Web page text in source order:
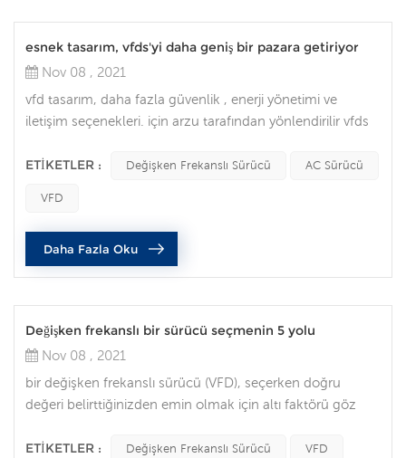
esnek tasarım, vfds'yi daha geniş bir pazara getiriyor
Nov 08 , 2021
vfd tasarım, daha fazla güvenlik , enerji yönetimi ve
iletişim seçenekleri. için arzu tarafından yönlendirilir vfds
geliştirme ve tasarımını yönlendiren pazar trendleri.
entegre güvenlik istisna yerine norm, haline geliyor , ve...
ETIKETLER : Değişken Frekanslı Sürücü AC Sürücü
VFD
Daha Fazla Oku
Değişken frekanslı bir sürücü seçmenin 5 yolu
Nov 08 , 2021
bir değişken frekanslı sürücü (VFD), seçerken doğru
değeri belirttiğinizden emin olmak için altı faktörü göz
için. tam yük amper bir VFD seçerken verilecek ilk karar,
ETIKETLER : Değişken Frekanslı Sürücü VFD